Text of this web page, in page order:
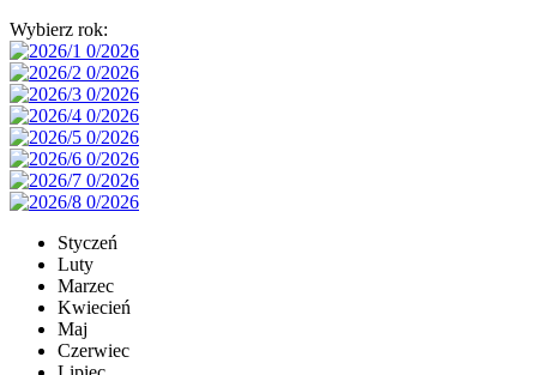
Wybierz rok:
Styczeń
Luty
Marzec
Kwiecień
Maj
Czerwiec